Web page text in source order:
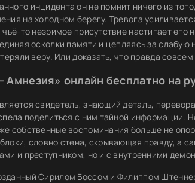
инцидента он не помнит ничего из
на холодном берегу. Тревога
то незримое присутствие настигает его
осколки памяти и цепляясь за
веру. Или доказать, что правда
онлайн бесплатно на
свидетель, знающий деталь,
поделиться с ним тайной информации.
собственные воспоминания больше не
словно стена, скрывающая правду, а
и преступником, но и с внутренними
Сирилом Боссом и Филиппом